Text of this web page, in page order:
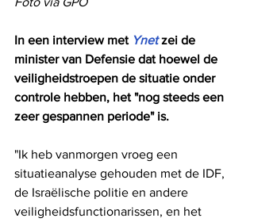
In een interview met Ynet zei de
minister van Defensie dat hoewel de
veiligheidstroepen de situatie onder
controle hebben, het "nog steeds een
zeer gespannen periode" is.
"Ik heb vanmorgen vroeg een
situatieanalyse gehouden met de IDF,
de Israëlische politie en andere
veiligheidsfunctionarissen, en het